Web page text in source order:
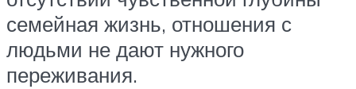
семейная жизнь, отношения с
людьми не дают нужного
переживания.